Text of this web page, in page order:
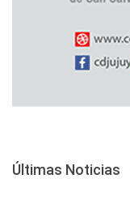
Últimas Noticias